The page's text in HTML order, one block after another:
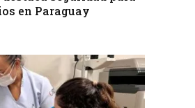
en Paraguay